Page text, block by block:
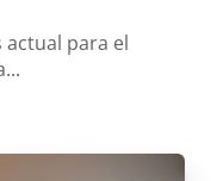
actual para el